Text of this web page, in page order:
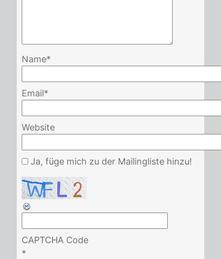
Name*
Email*
Website
Ja, füge mich zu der Mailingliste hinzu!
CAPTCHA Code
*